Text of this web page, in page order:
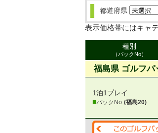
都道府県
表示価格帯にはキャ
種別
（パックNo）
福島県 ゴルフパ
1泊1プレイ
■パックNo (福島20)